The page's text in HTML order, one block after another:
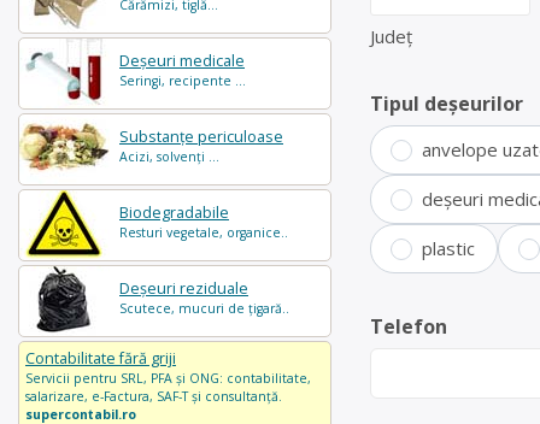
Cărămizi, tiglă...
Deșeuri medicale
Seringi, recipente ...
Substanțe periculoase
Acizi, solvenți ...
Biodegradabile
Resturi vegetale, organice..
Deșeuri reziduale
Scutece, mucuri de țigară..
Contabilitate fără griji
Servicii pentru SRL, PFA și ONG: contabilitate,
salarizare, e-Factura, SAF-T și consultanță.
supercontabil.ro
Județ
Tipul deșeurilor
anvelope
deșeuri
plastic
Telefon